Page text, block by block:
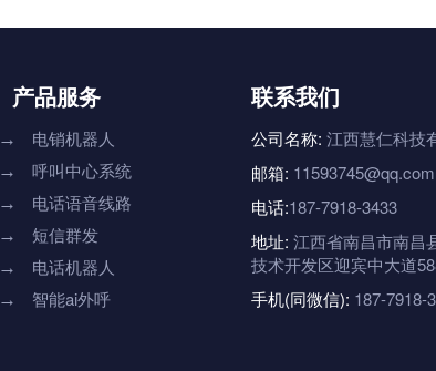
产品服务
→ 电销机器人
→ 呼叫中心系统
→ 电话语音线路
→ 短信群发
→ 电话机器人
→ 智能ai外呼
联系我们
公司名称: 江西慧仁科技
邮箱: 11593745@qq.com
电话:187-7918-3433
地址: 江西省南昌市南昌
技术开发区迎宾中大道
手机(同微信): 187-7918-